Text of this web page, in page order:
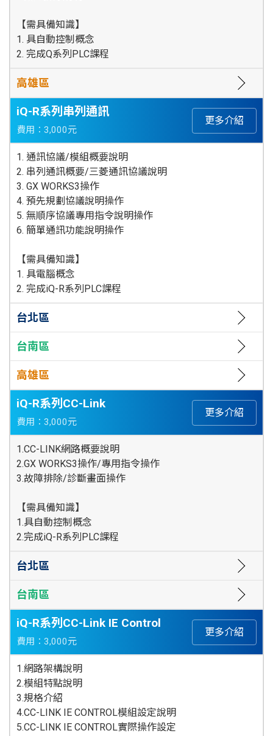
【需具備知識】
1. 具自動控制概念
2. 完成Q系列PLC課程
高雄區
iQ-R系列串列通訊
費用：3,000元
更多介紹
1. 通訊協議/模組概要說明
2. 串列通訊概要/三菱通訊協議說明
3. GX WORKS3操作
4. 預先規劃協議說明操作
5. 無順序協議專用指令說明操作
6. 簡單通訊功能說明操作
【需具備知識】
1. 具電腦概念
2. 完成iQ-R系列PLC課程
台北區
台南區
高雄區
iQ-R系列CC-Link
費用：3,000元
更多介紹
1.CC-LINK網路概要說明
2.GX WORKS3操作/專用指令操作
3.故障排除/診斷畫面操作
【需具備知識】
1.具自動控制概念
2.完成iQ-R系列PLC課程
台北區
台南區
iQ-R系列CC-Link IE Control
費用：3,000元
更多介紹
1.網路架構說明
2.模組特點說明
3.規格介紹
4.CC-LINK IE CONTROL模組設定說明
5.CC-LINK IE CONTROL實際操作設定